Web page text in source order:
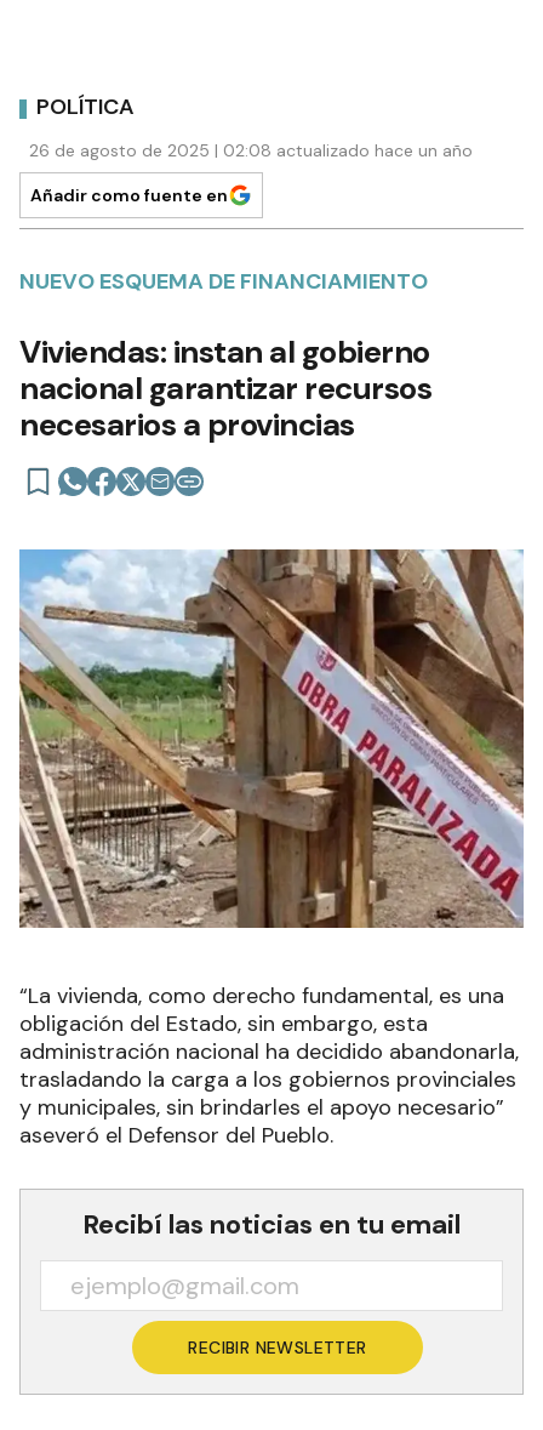
POLÍTICA
26 de agosto de 2025 | 02:08 actualizado hace un año
Añadir como fuente en
NUEVO ESQUEMA DE FINANCIAMIENTO
Viviendas: instan al gobierno
nacional garantizar recursos
necesarios a provincias
“La vivienda, como derecho fundamental, es una
obligación del Estado, sin embargo, esta
administración nacional ha decidido abandonarla,
trasladando la carga a los gobiernos provinciales
y municipales, sin brindarles el apoyo necesario”
aseveró el Defensor del Pueblo.
Recibí las noticias en tu email
RECIBIR NEWSLETTER